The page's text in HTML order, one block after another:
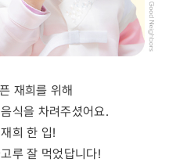
재희를 위해
식을 차려주셨어요.
희 한 입!
루 잘 먹었답니다!